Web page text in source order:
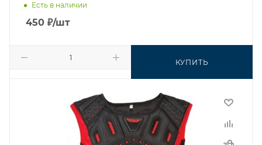
Есть в наличии
450 ₽/шт
КУПИТЬ